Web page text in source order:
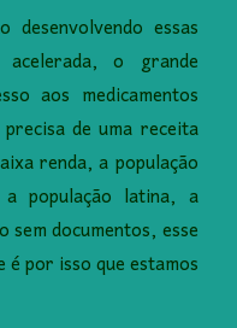
essas
o grande
aos medicamentos
de uma receita
renda, a população
população latina, a
sem documentos, esse
por isso que estamos